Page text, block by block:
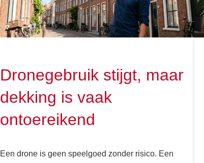
Dronegebruik stijgt, maar
dekking is vaak
ontoereikend
Een drone is geen speelgoed zonder risico. Een